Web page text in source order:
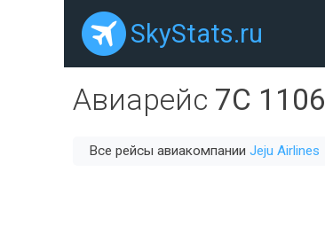
SkyStats.ru
Авиарейс 7C 1106
Все рейсы авиакомпании Jeju Airlines